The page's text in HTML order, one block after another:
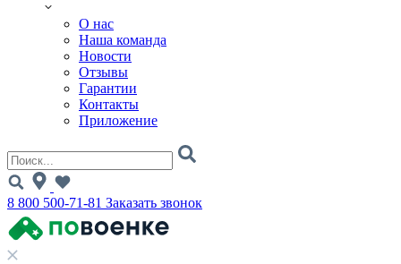
О нас
Наша команда
Новости
Отзывы
Гарантии
Контакты
Приложение
8 800 500-71-81 Заказать звонок